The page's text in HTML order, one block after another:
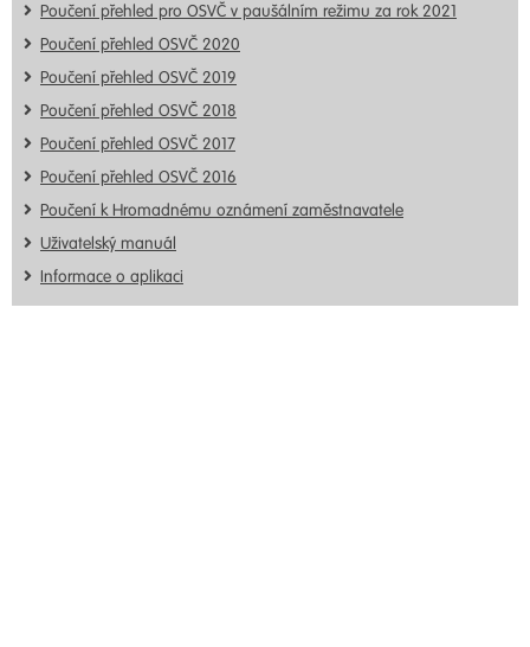
Poučení přehled pro OSVČ v paušálním režimu za rok 2021
Poučení přehled OSVČ 2020
Poučení přehled OSVČ 2019
Poučení přehled OSVČ 2018
Poučení přehled OSVČ 2017
Poučení přehled OSVČ 2016
Poučení k Hromadnému oznámení zaměstnavatele
Uživatelský manuál
Informace o aplikaci